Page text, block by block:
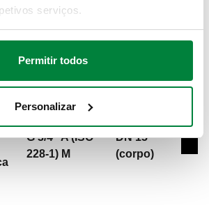
serviços.
Permitir todos
Personalizar
Actions
G 3/4" A (ISO
228-1) M
DN 15
(corpo)